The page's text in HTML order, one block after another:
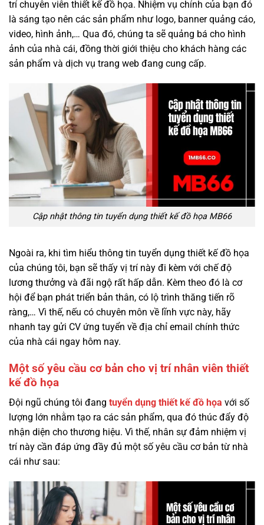
trí chuyên viên thiết kế đồ họa. Nhiệm vụ chính của bạn đó
là sáng tạo nên các sản phẩm như logo, banner quảng cáo,
video, hình ảnh,… Qua đó, chúng ta sẽ quảng bá cho hình
ảnh của nhà cái, đồng thời giới thiệu cho khách hàng các
sản phẩm và dịch vụ trang web đang cung cấp.
Cập nhật thông tin tuyển dụng thiết kế đồ họa MB66
Ngoài ra, khi tìm hiểu thông tin tuyển dụng thiết kế đồ họa
của chúng tôi, bạn sẽ thấy vị trí này đi kèm với chế độ
lương thưởng và đãi ngộ rất hấp dẫn. Kèm theo đó là cơ
hội để bạn phát triển bản thân, có lộ trình thăng tiến rõ
ràng,… Vì thế, nếu có chuyên môn về lĩnh vực này, hãy
nhanh tay gửi CV ứng tuyển về địa chỉ email chính thức
của nhà cái ngay hôm nay.
Một số yêu cầu cơ bản cho vị trí nhân viên thiết
kế đồ họa
Đội ngũ chúng tôi đang tuyển dụng thiết kế đồ họa với số
lượng lớn nhằm tạo ra các sản phẩm, qua đó thúc đẩy độ
nhận diện cho thương hiệu. Vì thế, nhân sự đảm nhiệm vị
trí này cần đáp ứng đầy đủ một số yêu cầu cơ bản từ nhà
cái như sau: